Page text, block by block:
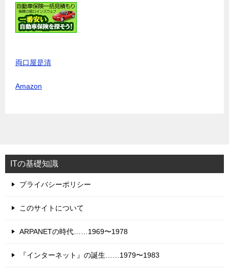
両口屋是清
Amazon
ITの基礎知識
プライバシーポリシー
このサイトについて
ARPANETの時代……1969〜1978
『インターネット』の誕生……1979〜1983